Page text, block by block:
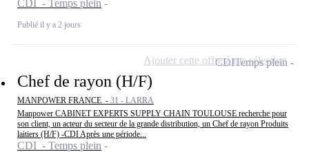
CDI - Temps plein
Publié il y a 2 jours
Chef de rayon (H/F)
MANPOWER FRANCE - 31 - LARRA
Manpower CABINET EXPERTS SUPPLY CHAIN TOULOUSE recherche pour
son client, un acteur du secteur de la grande distribution, un Chef de rayon Produits
laitiers (H/F) -CDI Après une période...
CDI - Temps plein
CDITemps plein
Ajouter cette offre à ma sélection